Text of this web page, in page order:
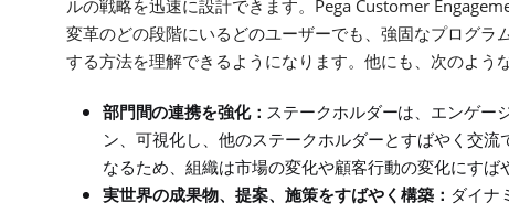
ルの戦略を迅速に設計できます。 Pega Customer
変革のどの段階にいる どのユーザーでも、強固なプログラ
する方法を理解できるようになります。他にも、次のよう
部門間の連携を強化： ステークホルダーは、エンゲー
ン、可視化し、他のステークホルダーとすばやく交
なるため、組織は市場の変化や顧客行動の変化にすば
実世界の成果物、提案、施策をすばやく構築： ダイナ